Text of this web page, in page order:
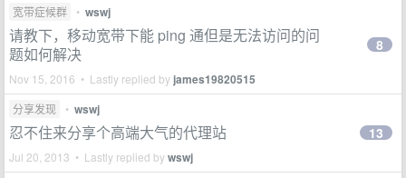
宽带症候群 • wswj
请教下，移动宽带下能 ping 通但是无法访问的问
题如何解决
Nov 15, 2016 • Lastly replied by james19820515
8
分享发现 • wswj
忍不住来分享个高端大气的代理站
Jul 20, 2013 • Lastly replied bywswj
13